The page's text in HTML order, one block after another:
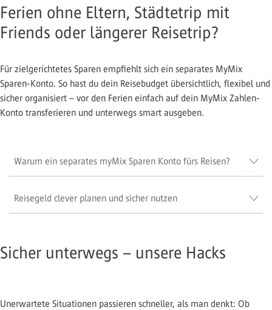
Ferien ohne Eltern, Städtetrip mit
Friends oder längerer Reisetrip?
Für zielgerichtetes Sparen empfiehlt sich ein separates MyMix
Sparen-Konto. So hast du dein Reisebudget übersichtlich, flexibel und
sicher organisiert – vor den Ferien einfach auf dein MyMix Zahlen-
Konto transferieren und unterwegs smart ausgeben.
Warum ein separates myMix Sparen Konto fürs Reisen?
Reisegeld clever planen und sicher nutzen
Sicher unterwegs – unsere Hacks
Unerwartete Situationen passieren schneller, als man denkt: Ob